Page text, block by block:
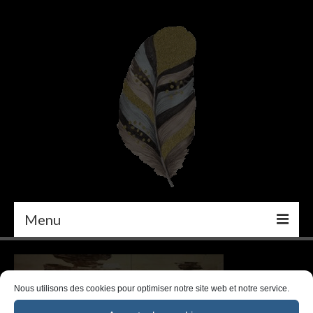
Nous utilisons des cookies pour optimiser notre site web et notre service.
Menu
PEINTURE
DÉCORATION INTÉRIEURE